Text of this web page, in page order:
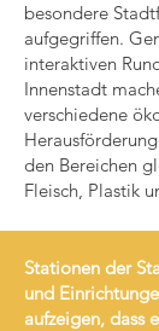
besondere
aufgegriffen.
interaktiven
Innenstadt
verschiedene
den Bereichen
Fleisch, Plastik
Stationen der
und
aufzeigen, dass